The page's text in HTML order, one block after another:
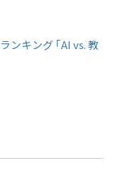
ンキング ｢AI vs. 教